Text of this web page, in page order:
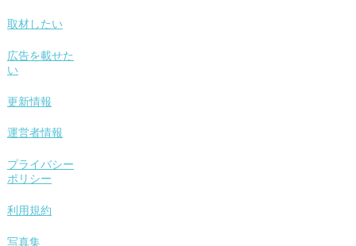
取材したい
広告を載せた
い
更新情報
運営者情報
プライバシー
ポリシー
利用規約
写真集